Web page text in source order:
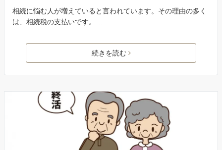
相続に悩む人が増えていると言われています。その理由の多く
は、相続税の支払いです。…
続きを読む